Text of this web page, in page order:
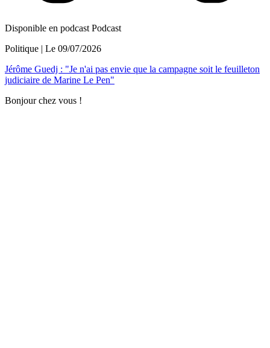
Disponible en podcast Podcast
Politique | Le 09/07/2026
Jérôme Guedj : "Je n'ai pas envie que la campagne soit le feuilleton
judiciaire de Marine Le Pen"
Bonjour chez vous !